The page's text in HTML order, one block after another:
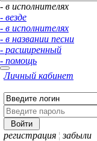
- в исполнителях
- везде
- в исполнителях
- в названии песни
- расширенный
- помощь
Личный кабинет
регистрация ¦ забыли